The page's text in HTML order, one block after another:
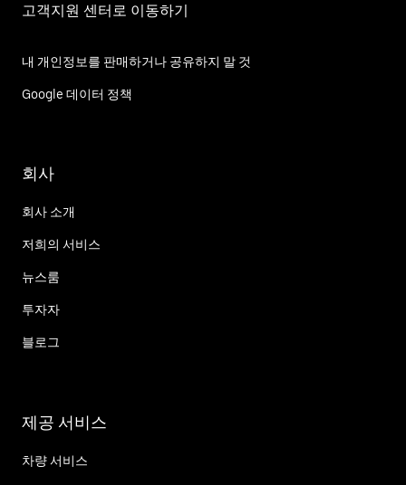
고객지원 센터로 이동하기
내 개인정보를 판매하거나 공유하지 말 것
Google 데이터 정책
회사
회사 소개
저희의 서비스
뉴스룸
투자자
블로그
제공 서비스
차량 서비스